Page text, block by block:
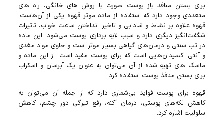
برای بستن منافذ باز پوست صورت با روش‌ های خانگی، راه‌ های
متعددی وجود دارد که استفاده از ماده موثر قهوه یکی از آن‌هاست.
قهوه علاوه بر نشاط و شادابی و تاخیر انداختن ساعت خواب، تاثیرات
شگفت‌انگیز دیگری دارد و سبب لایه برداری پوست می‌شود. این ماده
در تب سنتی و درمان‌های گیاهی بسیار موثر است و حاوی مواد مغذی
و آنتی اکسیدان‌هایی است که برای پوست مفید است. از این ماده و
ماسک‌ های تهیه شده از آن می‌توان به عنوان یک آبرسان و اسکراب
برای بستن منافذ پوست استفاده کرد.
قهوه برای پوست فواید بی‌شماری دارد که از جمله آن می‌توان به
کاهش لکه‌های پوستی، درمان آکنه، رفع تیرگی دور چشم، کاهش
سلولیت اشاره کرد.